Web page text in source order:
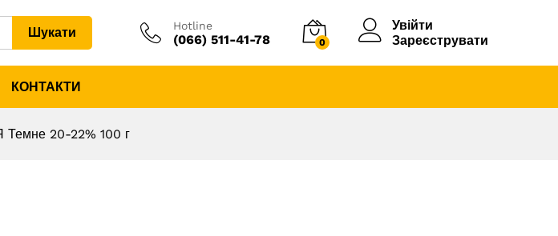
Шукати Hotline
(066) 511-41-78 0
Увійти
Зареєструвати
КОНТАКТИ
Темне 20-22% 100 г